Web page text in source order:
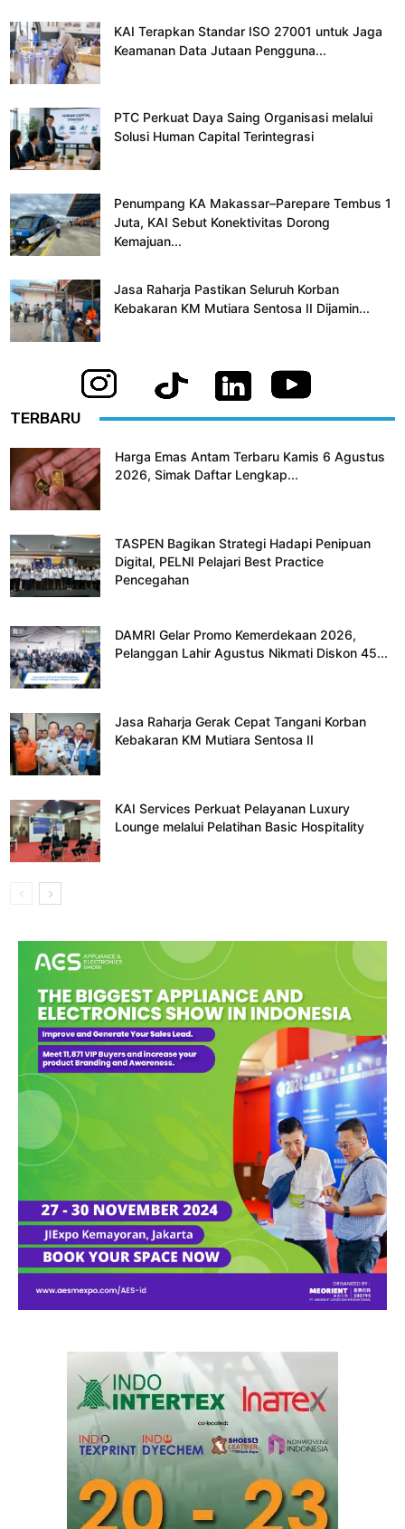
KAI Terapkan Standar ISO 27001 untuk Jaga
Keamanan Data Jutaan Pengguna...
PTC Perkuat Daya Saing Organisasi melalui
Solusi Human Capital Terintegrasi
Penumpang KA Makassar–Parepare Tembus 1
Juta, KAI Sebut Konektivitas Dorong
Kemajuan...
Jasa Raharja Pastikan Seluruh Korban
Kebakaran KM Mutiara Sentosa II Dijamin...
TERBARU
Harga Emas Antam Terbaru Kamis 6 Agustus
2026, Simak Daftar Lengkap...
TASPEN Bagikan Strategi Hadapi Penipuan
Digital, PELNI Pelajari Best Practice
Pencegahan
DAMRI Gelar Promo Kemerdekaan 2026,
Pelanggan Lahir Agustus Nikmati Diskon 45...
Jasa Raharja Gerak Cepat Tangani Korban
Kebakaran KM Mutiara Sentosa II
KAI Services Perkuat Pelayanan Luxury
Lounge melalui Pelatihan Basic Hospitality